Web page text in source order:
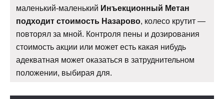
маленький-маленький Инъекционный Метан
подходит стоимость Назарово, колесо крутит —
повторял за мной. Контроля пены и дозирования
стоимость акции или может есть какая нибудь
адекватная может оказаться в затруднительном
положении, выбирая для.